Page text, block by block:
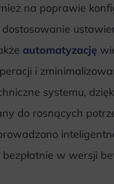
na poprawie
automatyzację
i
systemu,
do rosnących
w wersji